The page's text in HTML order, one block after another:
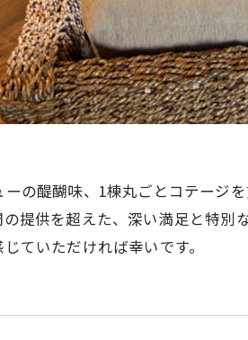
の醍醐味、1棟丸ごとコテージ
提供を超えた、深い満足と特
ていただければ幸いです。